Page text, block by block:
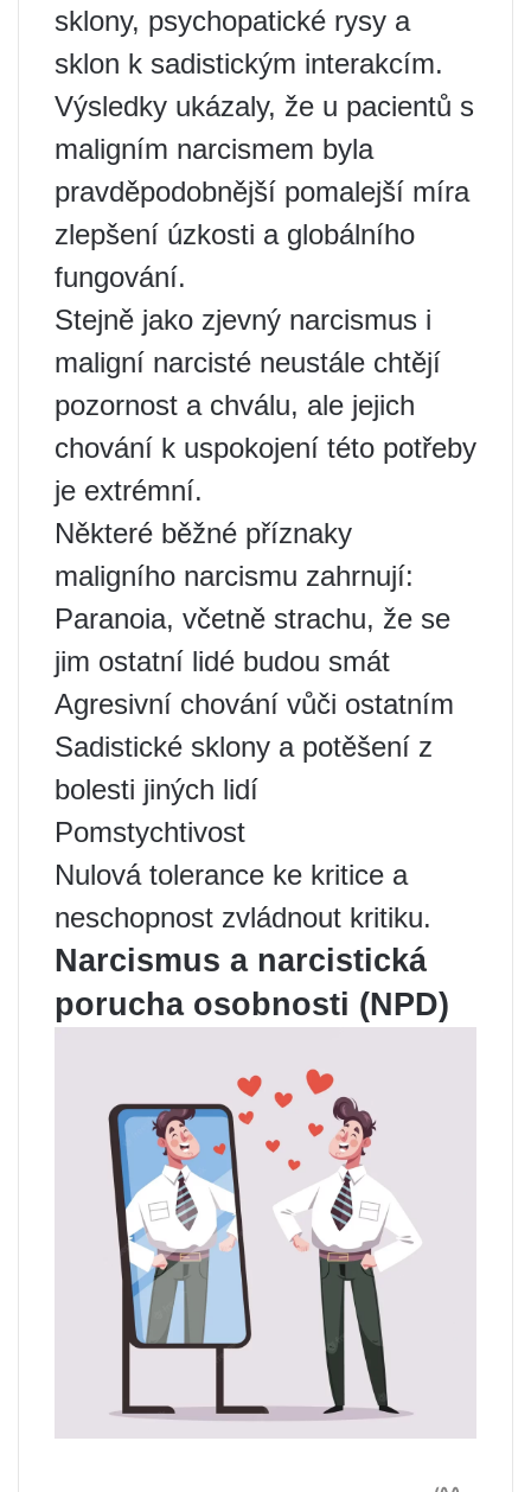
sklony, psychopatické rysy a
sklon k sadistickým interakcím.
Výsledky ukázaly, že u pacientů s
maligním narcismem byla
pravděpodobnější pomalejší míra
zlepšení úzkosti a globálního
fungování.
Stejně jako zjevný narcismus i
maligní narcisté neustále chtějí
pozornost a chválu, ale jejich
chování k uspokojení této potřeby
je extrémní.
Některé běžné příznaky
maligního narcismu zahrnují:
Paranoia, včetně strachu, že se
jim ostatní lidé budou smát
Agresivní chování vůči ostatním
Sadistické sklony a potěšení z
bolesti jiných lidí
Pomstychtivost
Nulová tolerance ke kritice a
neschopnost zvládnout kritiku.
Narcismus a narcistická
porucha osobnosti (NPD)